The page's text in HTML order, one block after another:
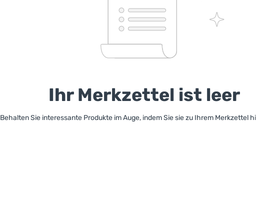
Ihr Merkzettel ist leer
Behalten Sie interessante Produkte im Auge, indem Sie sie zu Ihrem Merkzettel